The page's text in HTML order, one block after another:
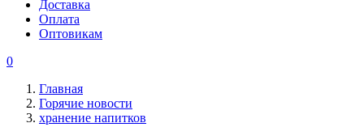
Доставка
Оплата
Оптовикам
0
Главная
Горячие новости
хранение напитков